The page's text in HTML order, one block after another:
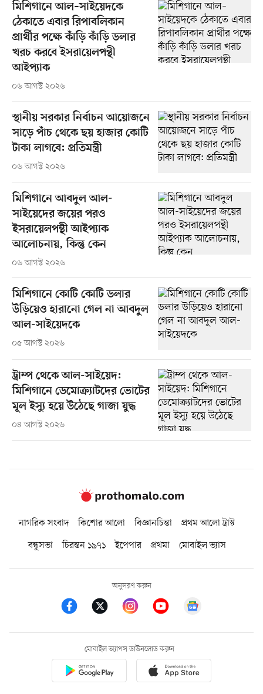
মিশিগানে আল–সাইয়েদকে
ঠেকাতে এবার রিপাবলিকান
প্রার্থীর পক্ষে কাঁড়ি কাঁড়ি ডলার
খরচ করবে ইসরায়েলপন্থী
আইপ্যাক
০৬ আগস্ট ২০২৬
স্থানীয় সরকার নির্বাচন আয়োজনে
সাড়ে পাঁচ থেকে ছয় হাজার কোটি
টাকা লাগবে: প্রতিমন্ত্রী
০৬ আগস্ট ২০২৬
মিশিগানে আবদুল আল-
সাইয়েদের জয়ের পরও
ইসরায়েলপন্থী আইপ্যাক
আলোচনায়, কিন্তু কেন
০৬ আগস্ট ২০২৬
মিশিগানে কোটি কোটি ডলার
উড়িয়েও হারানো গেল না আবদুল
আল-সাইয়েদকে
০৫ আগস্ট ২০২৬
ট্রাম্প থেকে আল-সাইয়েদ:
মিশিগানে ডেমোক্র্যাটদের ভোটের
মূল ইস্যু হয়ে উঠেছে গাজা যুদ্ধ
০৪ আগস্ট ২০২৬
নাগরিক সংবাদ কিশোর আলো বিজ্ঞানচিন্তা
প্রথম আলো ট্রাস্ট
বন্ধুসভা
চিরন্তন ১৯৭১ ইপেপার প্রথমা মোবাইল ভ্যাস
অনুসরণ করুন
মোবাইল অ্যাপস ডাউনলোড করুন